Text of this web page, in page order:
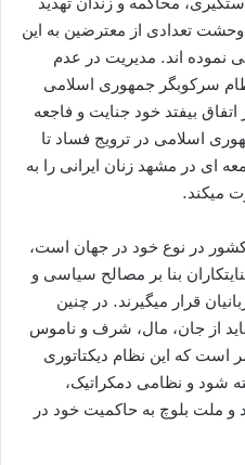
تعدادی از معترضین به این
نموده اند. مدیریت در عدم
سرکوبگر جمهوری اسلامی
بیفتد خود جنایت و فاجعه
اسلامی در ترویج فساد تا
ای در مشهد زنان ایرانی را به
میکند.
کشور در نوع خود در جهان است،
بنا بر مصالح سیاسی و
قرار میگیرند. در چنین
از جان، مال، شرف و ناموس
است که این نظام دیکتاتوری
شود و نظامی دمکراتیک،
و ملت بلوچ به حاکمیت خود در